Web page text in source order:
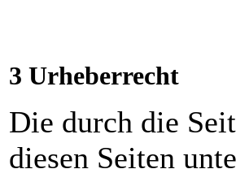
3 Urheberrecht
Die durch die
diesen Seiten